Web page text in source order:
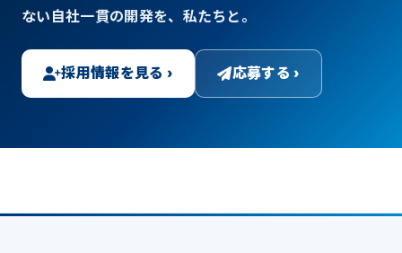
ない自社一貫の開発を、私たちと。
採用情報を見る › 応募する ›